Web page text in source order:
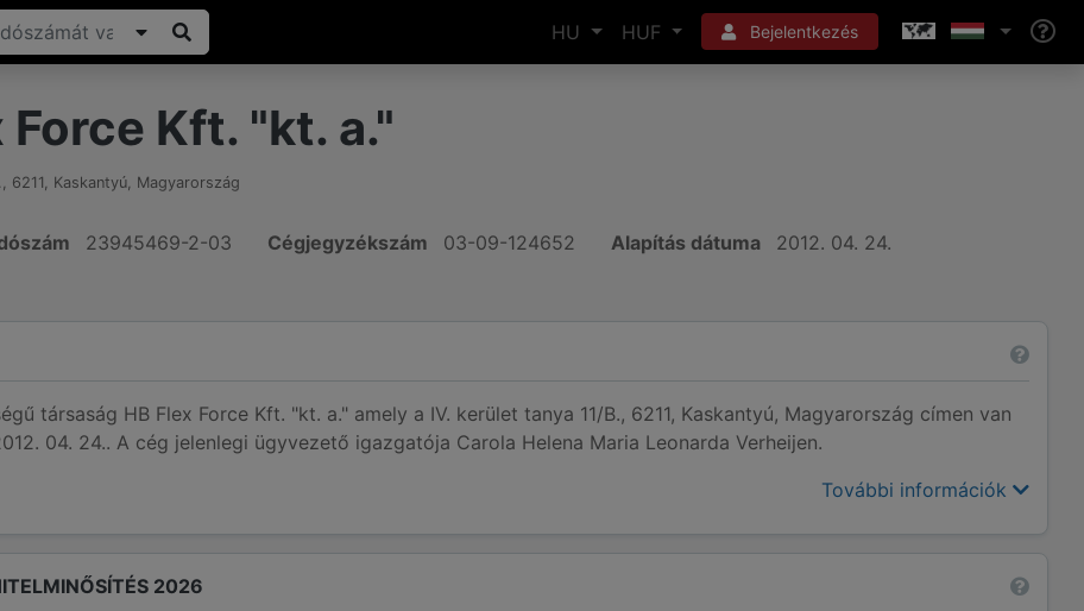
HU HUF Bejelentkezés
Force Kft. "kt. a."
, 6211, Kaskantyú, Magyarország
23945469-2-03 Cégjegyzékszám 03-09-124652 Alapítás dátuma 2012. 04. 24.
társaság HB Flex Force Kft. "kt. a." amely a IV. kerület tanya 11/B., 6211, Kaskantyú, Magyarország címen van
04. 24.. A cég jelenlegi ügyvezető igazgatója Carola Helena Maria Leonarda Verheijen.
További információk
2026